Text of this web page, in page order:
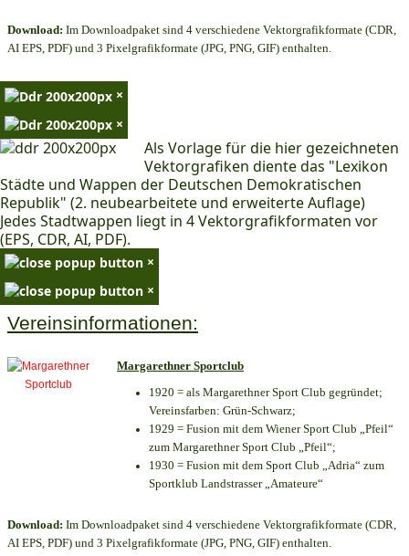
Download: Im Downloadpaket sind 4 verschiedene Vektorgrafikformate (CDR,
AI EPS, PDF) und 3 Pixelgrafikformate (JPG, PNG, GIF) enthalten.
×
×
Als Vorlage für die hier gezeichneten
Vektorgrafiken diente das "Lexikon
Städte und Wappen der Deutschen Demokratischen
Republik" (2. neubearbeitete und erweiterte Auflage)
Jedes Stadtwappen liegt in 4 Vektorgrafikformaten vor
(EPS, CDR, AI, PDF).
×
×
Vereinsinformationen:
Margarethner Sportclub
1920 = als Margarethner Sport Club gegründet;
Vereinsfarben: Grün-Schwarz;
1929 = Fusion mit dem Wiener Sport Club „Pfeil“
zum Margarethner Sport Club „Pfeil“;
1930 = Fusion mit dem Sport Club „Adria“ zum
Sportklub Landstrasser „Amateure“
Download: Im Downloadpaket sind 4 verschiedene Vektorgrafikformate (CDR,
AI EPS, PDF) und 3 Pixelgrafikformate (JPG, PNG, GIF) enthalten.